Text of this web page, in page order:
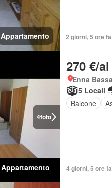
Appartamento 2 giorni, 5 ore
4foto
Appartamento
270 €/
Enna
5 Locali
Balcone
4 giorni, 5 ore